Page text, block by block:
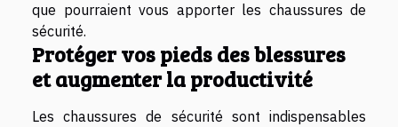
que pourraient vous apporter les chaussures de
sécurité.
Protéger vos pieds des blessures
et augmenter la productivité
Les chaussures de sécurité sont indispensables